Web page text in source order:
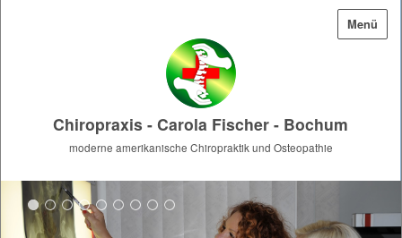
Menü
Chiropraxis - Carola Fischer - Bochum
moderne amerikanische Chiropraktik und Osteopathie